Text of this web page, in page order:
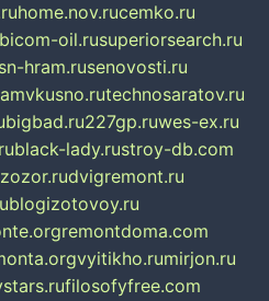
home.nov.rucemko.ru
bicom-oil.rusuperiorsearch.ru
sn-hram.rusenovosti.ru
technosaratov.ru
bigbad.ru227gp.ruwes-ex.ru
black-lady.rustroy-db.com
zozor.rudvigremont.ru
blogizotovoy.ru
remontdoma.com
vyitikho.rumirjon.ru
filosofyfree.com